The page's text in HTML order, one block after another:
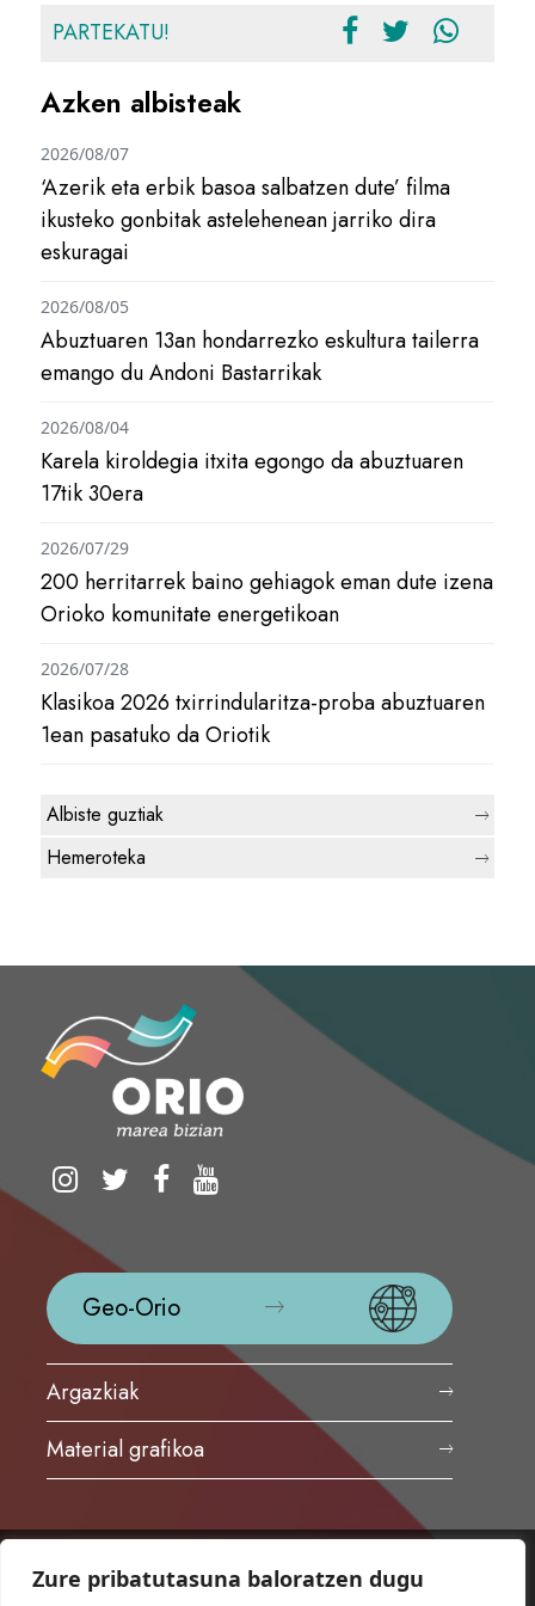
Zure pribatutasuna baloratzen dugu
PARTEKATU!
Azken albisteak
‘Azerik eta erbik basoa salbatzen dute’ filma
ikusteko gonbitak astelehenean jarriko dira
eskuragai
2026/08/07
Abuztuaren 13an hondarrezko eskultura tailerra
emango du Andoni Bastarrikak
2026/08/05
Karela kiroldegia itxita egongo da abuztuaren
17tik 30era
2026/08/04
200 herritarrek baino gehiagok eman dute izena
Orioko komunitate energetikoan
2026/07/29
Klasikoa 2026 txirrindularitza-proba abuztuaren
1ean pasatuko da Oriotik
2026/07/28
Albiste guztiak
Hemeroteka
Geo-Orio
Argazkiak
Material grafikoa
ORIOKO UDALA